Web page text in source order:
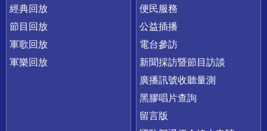
經典回放
節目回放
軍歌回放
軍樂回放
便民服務
公益插播
電台參訪
新聞採訪暨節目訪談
廣播訊號收聽量測
黑膠唱片查詢
留言版